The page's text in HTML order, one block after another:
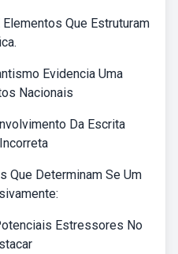
Que Estruturam
Evidencia Uma
Nacionais
Da Escrita
Que Determinam Se Um
Estressores No